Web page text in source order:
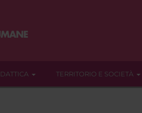
TERRITORIO E SOCIETÀ